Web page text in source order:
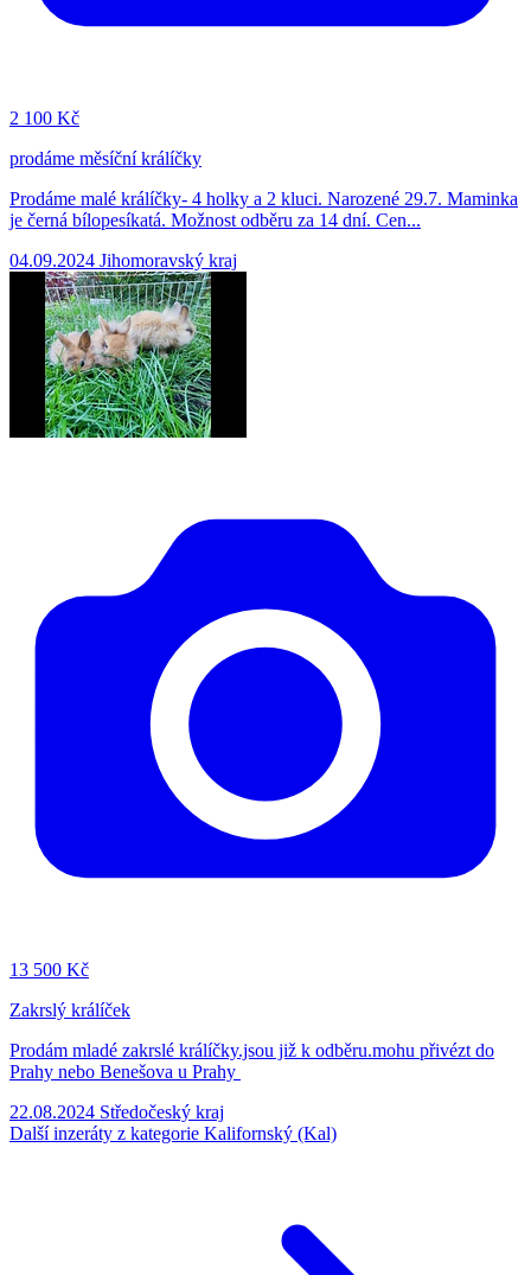
2 100 Kč
prodáme měsíční králíčky
Prodáme malé králíčky- 4 holky a 2 kluci. Narozené 29.7. Maminka
je černá bílopesíkatá. Možnost odběru za 14 dní. Cen...
04.09.2024 Jihomoravský kraj
13 500 Kč
Zakrslý králíček
Prodám mladé zakrslé králíčky.jsou již k odběru.mohu přivézt do
Prahy nebo Benešova u Prahy
22.08.2024 Středočeský kraj
Další inzeráty z kategorie Kalifornský (Kal)